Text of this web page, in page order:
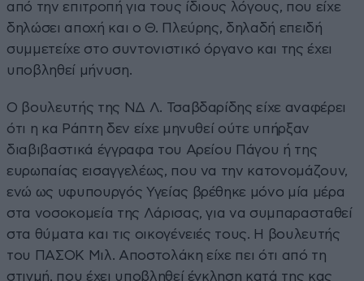
από την επιτροπή για τους ίδιους λόγους, που είχε
δηλώσει αποχή και ο Θ. Πλεύρης, δηλαδή επειδή
συμμετείχε στο συντονιστικό όργανο και της έχει
υποβληθεί μήνυση.
Ο βουλευτής της ΝΔ Λ. Τσαβδαρίδης είχε αναφέρει
ότι η κα Ράπτη δεν είχε μηνυθεί ούτε υπήρξαν
διαβιβαστικά έγγραφα του Αρείου Πάγου ή της
ευρωπαίας εισαγγελέως, που να την κατονομάζουν,
ενώ ως υφυπουργός Υγείας βρέθηκε μόνο μία μέρα
στα νοσοκομεία της Λάρισας, για να συμπαρασταθεί
στα θύματα και τις οικογένειές τους. Η βουλευτής
του ΠΑΣΟΚ Μιλ. Αποστολάκη είχε πει ότι από τη
στιγμή, που έχει υποβληθεί έγκληση κατά της κας